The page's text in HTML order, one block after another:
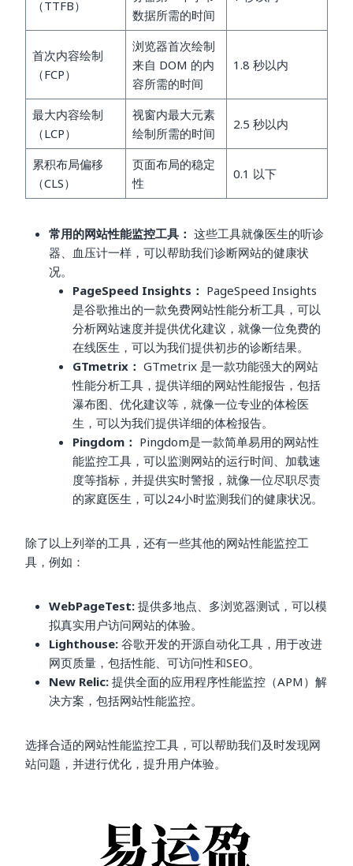
（TTFB）
数据所需的时间
首次内容绘制
（FCP）
浏览器首次绘制
来自 DOM 的内
容所需的时间
1.8 秒以内
最大内容绘制
（LCP）
视窗内最大元素
绘制所需的时间
2.5 秒以内
累积布局偏移
（CLS）
页面布局的稳定
性
0.1 以下
常用的网站性能监控工具： 这些工具就像医生的听诊
器、血压计一样，可以帮助我们诊断网站的健康状
况。
PageSpeed Insights： PageSpeed Insights
是谷歌推出的一款免费网站性能分析工具，可以
分析网站速度并提供优化建议，就像一位免费的
在线医生，可以为我们提供初步的诊断结果。
GTmetrix： GTmetrix 是一款功能强大的网站
性能分析工具，提供详细的网站性能报告，包括
瀑布图、优化建议等，就像一位专业的体检医
生，可以为我们提供详细的体检报告。
Pingdom： Pingdom是一款简单易用的网站性
能监控工具，可以监测网站的运行时间、加载速
度等指标，并提供实时警报，就像一位尽职尽责
的家庭医生，可以24小时监测我们的健康状况。
除了以上列举的工具，还有一些其他的网站性能监控工
具，例如：
WebPageTest: 提供多地点、多浏览器测试，可以模
拟真实用户访问网站的体验。
Lighthouse: 谷歌开发的开源自动化工具，用于改进
网页质量，包括性能、可访问性和SEO。
New Relic: 提供全面的应用程序性能监控（APM）解
决方案，包括网站性能监控。
选择合适的网站性能监控工具，可以帮助我们及时发现网
站问题，并进行优化，提升用户体验。